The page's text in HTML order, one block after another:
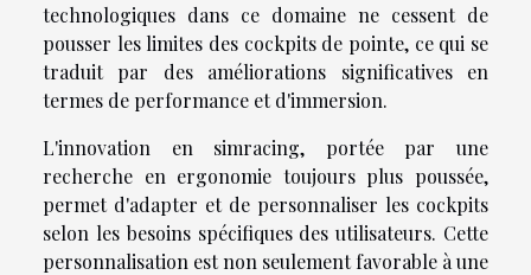
technologiques dans ce domaine ne cessent de
pousser les limites des cockpits de pointe, ce qui se
traduit par des améliorations significatives en
termes de performance et d'immersion.
L'innovation en simracing, portée par une
recherche en ergonomie toujours plus poussée,
permet d'adapter et de personnaliser les cockpits
selon les besoins spécifiques des utilisateurs. Cette
personnalisation est non seulement favorable à une